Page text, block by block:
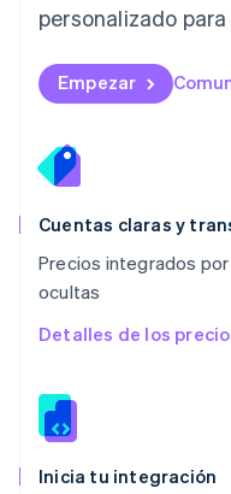
personalizado
Empezar
Cuentas claras y
Precios integrados
ocultas
Detalles de los
Inicia tu integración
English 简体中文
English
México
Noruega
English
English
NederlandsEnglish
Polonia
English
RAE de Hong Kong,
Reino Unido
English